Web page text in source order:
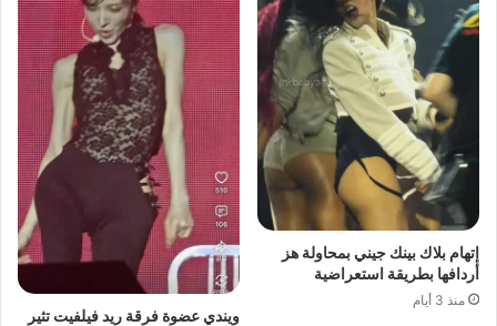
إتهام بلاك بينك جيني بمحاولة هز
أردافها بطريقة استعراضية
منذ 3 أيام
ويندي عضوة فرقة ريد فيلفيت تثير